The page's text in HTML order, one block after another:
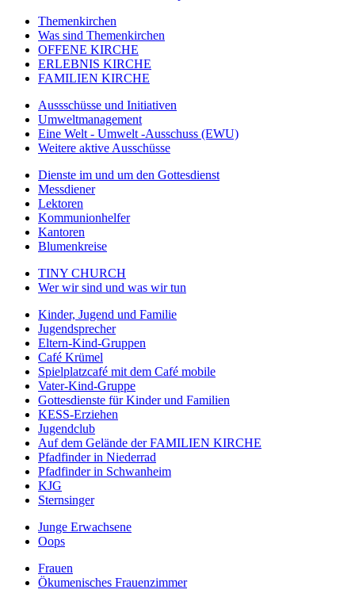
Themenkirchen
Was sind Themenkirchen
OFFENE KIRCHE
ERLEBNIS KIRCHE
FAMILIEN KIRCHE
Aussschüsse und Initiativen
Umweltmanagement
Eine Welt - Umwelt -Ausschuss (EWU)
Weitere aktive Ausschüsse
Dienste im und um den Gottesdienst
Messdiener
Lektoren
Kommunionhelfer
Kantoren
Blumenkreise
TINY CHURCH
Wer wir sind und was wir tun
Kinder, Jugend und Familie
Jugendsprecher
Eltern-Kind-Gruppen
Café Krümel
Spielplatzcafé mit dem Café mobile
Vater-Kind-Gruppe
Gottesdienste für Kinder und Familien
KESS-Erziehen
Jugendclub
Auf dem Gelände der FAMILIEN KIRCHE
Pfadfinder in Niederrad
Pfadfinder in Schwanheim
KJG
Sternsinger
Junge Erwachsene
Oops
Frauen
Ökumenisches Frauenzimmer